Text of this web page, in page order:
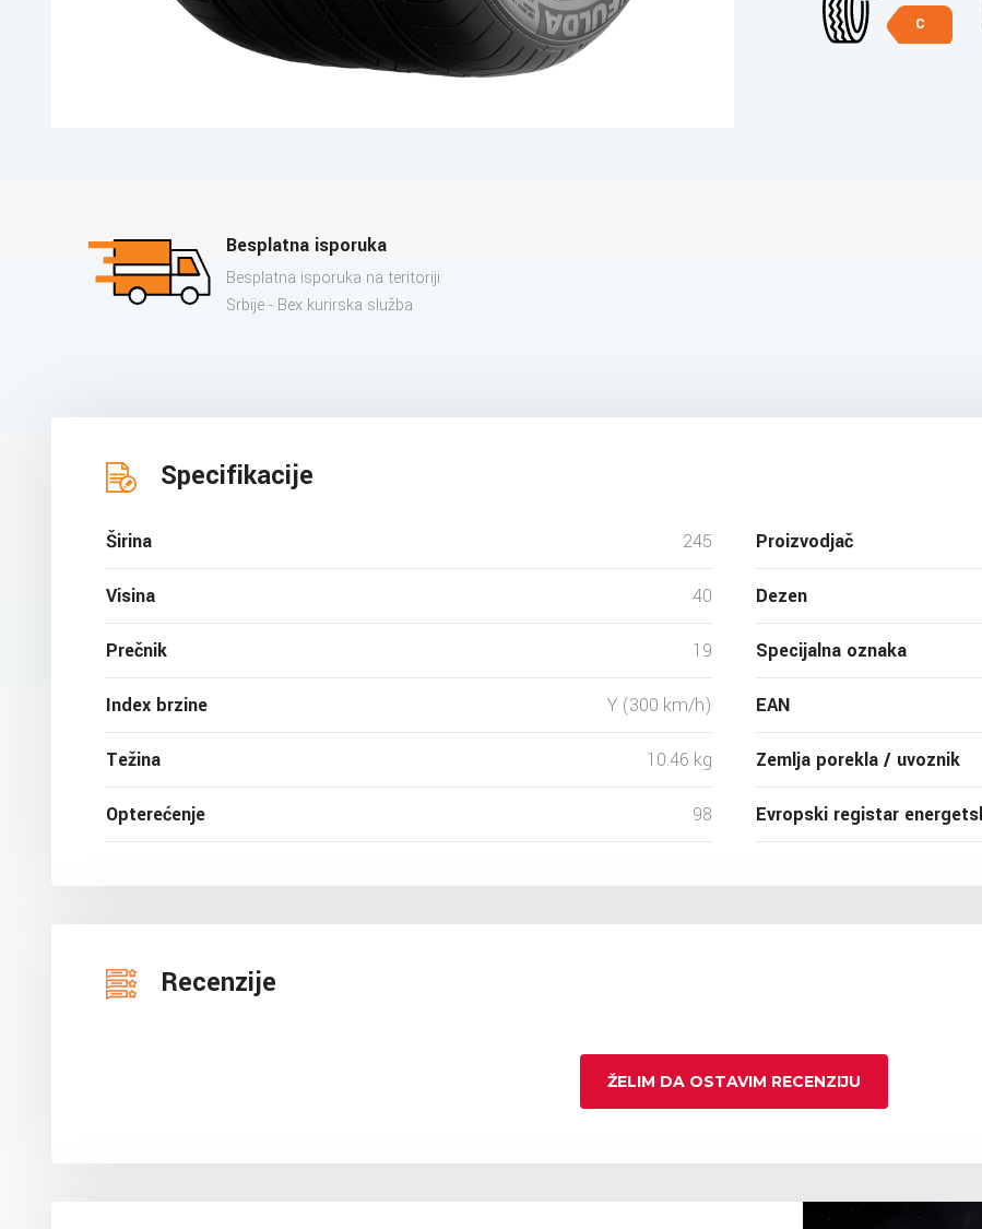
C
Besplatna isporuka
Besplatna isporuka na teritoriji
Srbije - Bex kurirska služba
Specifikacije
Širina 245
Visina 40
Prečnik 19
Index brzine Y (300 km/h)
Težina 10.46 kg
Opterećenje 98
Proizvodjač
Dezen
Specijalna oznaka
EAN
Zemlja porekla / uvoznik
Evropski registar
Recenzije
ŽELIM DA OSTAVIM RECENZIJU